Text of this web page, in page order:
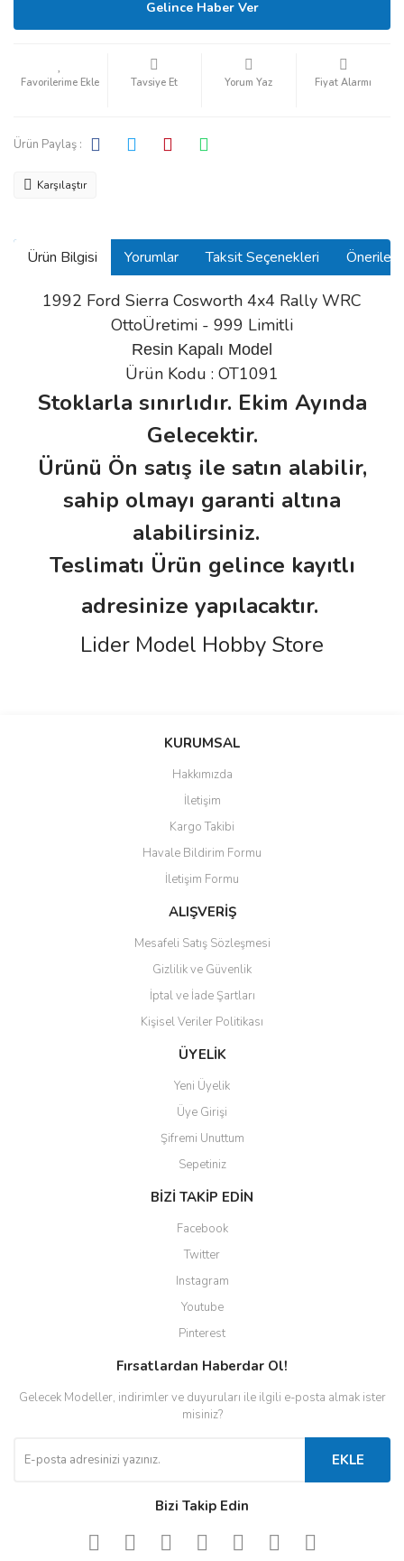
Gelince Haber Ver
Tavsiye Et Yorum Yaz Fiyat Alarmı
Ürün Paylaş :
Karşılaştır
Ürün Bilgisi Yorumlar Taksit Seçenekleri
1992 Ford Sierra Cosworth 4x4 Rally WRC
OttoÜretimi - 999 Limitli
Resin Kapalı Model
Ürün Kodu : OT1091
Stoklarla sınırlıdır. Ekim Ayında
Gelecektir.
Ürünü Ön satış ile satın alabilir,
sahip olmayı garanti altına
alabilirsiniz.
Teslimatı Ürün gelince kayıtlı
adresinize yapılacaktır.
Lider Model Hobby Store
Bu ürüne ilk yorumu siz yapın!
Yorum Yaz
Ürün resmi kalitesiz, bozuk veya görüntülenemiyor.
Ürün açıklamasında eksik bilgiler bulunuyor.
Ürün bilgilerinde hatalar bulunuyor.
Ürün fiyatı diğer sitelerden daha pahalı.
Bu ürüne benzer farklı alternatifler olmalı.
Gönder
KURUMSAL
Hakkımızda
İletişim
Kargo Takibi
Havale Bildirim Formu
İletişim Formu
ALIŞVERİŞ
Mesafeli Satış Sözleşmesi
Gizlilik ve Güvenlik
İptal ve İade Şartları
Kişisel Veriler Politikası
ÜYELİK
Yeni Üyelik
Üye Girişi
Şifremi Unuttum
Sepetiniz
BİZİ TAKİP EDİN
Facebook
Twitter
Instagram
Youtube
Pinterest
Fırsatlardan Haberdar Ol!
Gelecek Modeller, indirimler ve duyuruları ile ilgili e-posta almak ister
misiniz?
EKLE
Bizi Takip Edin